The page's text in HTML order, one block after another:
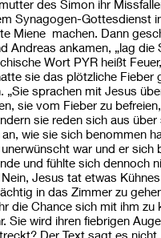
des Simon ihr
Synagogen-Gottesdienst
Miene machen. Dann
ankamen, „lag
Wort PYR heißt
sie das plötzliche
sprachen mit Jesus
sie vom Fieber zu
sie reden sich aus
wie sie sich benommen
war und er sich
und fühlte sich dennoch
Jesus tat etwas
in das Zimmer zu
die Chance sich mit ihm zu
wird ihren fiebrigen
Der Text sagt es